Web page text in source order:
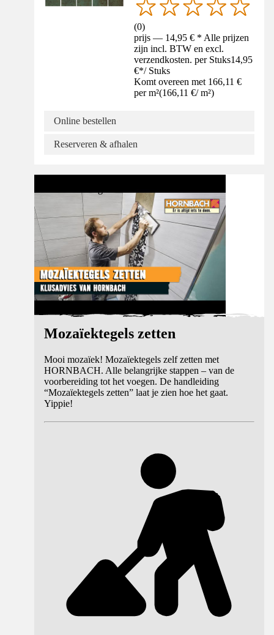
(0)
prijs — 14,95 € * Alle prijzen
zijn incl. BTW en excl.
verzendkosten. per Stuks14,95
€*/ Stuks
Komt overeen met 166,11 €
per m²(166,11 €/ m²)
Online bestellen
Reserveren & afhalen
Mozaïektegels zetten
Mooi mozaïek! Mozaïektegels zelf zetten met
HORNBACH. Alle belangrijke stappen – van de
voorbereiding tot het voegen. De handleiding
“Mozaïektegels zetten” laat je zien hoe het gaat.
Yippie!